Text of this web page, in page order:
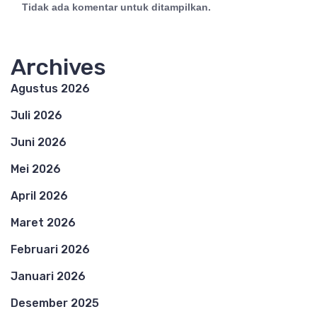
Tidak ada komentar untuk ditampilkan.
Archives
Agustus 2026
Juli 2026
Juni 2026
Mei 2026
April 2026
Maret 2026
Februari 2026
Januari 2026
Desember 2025